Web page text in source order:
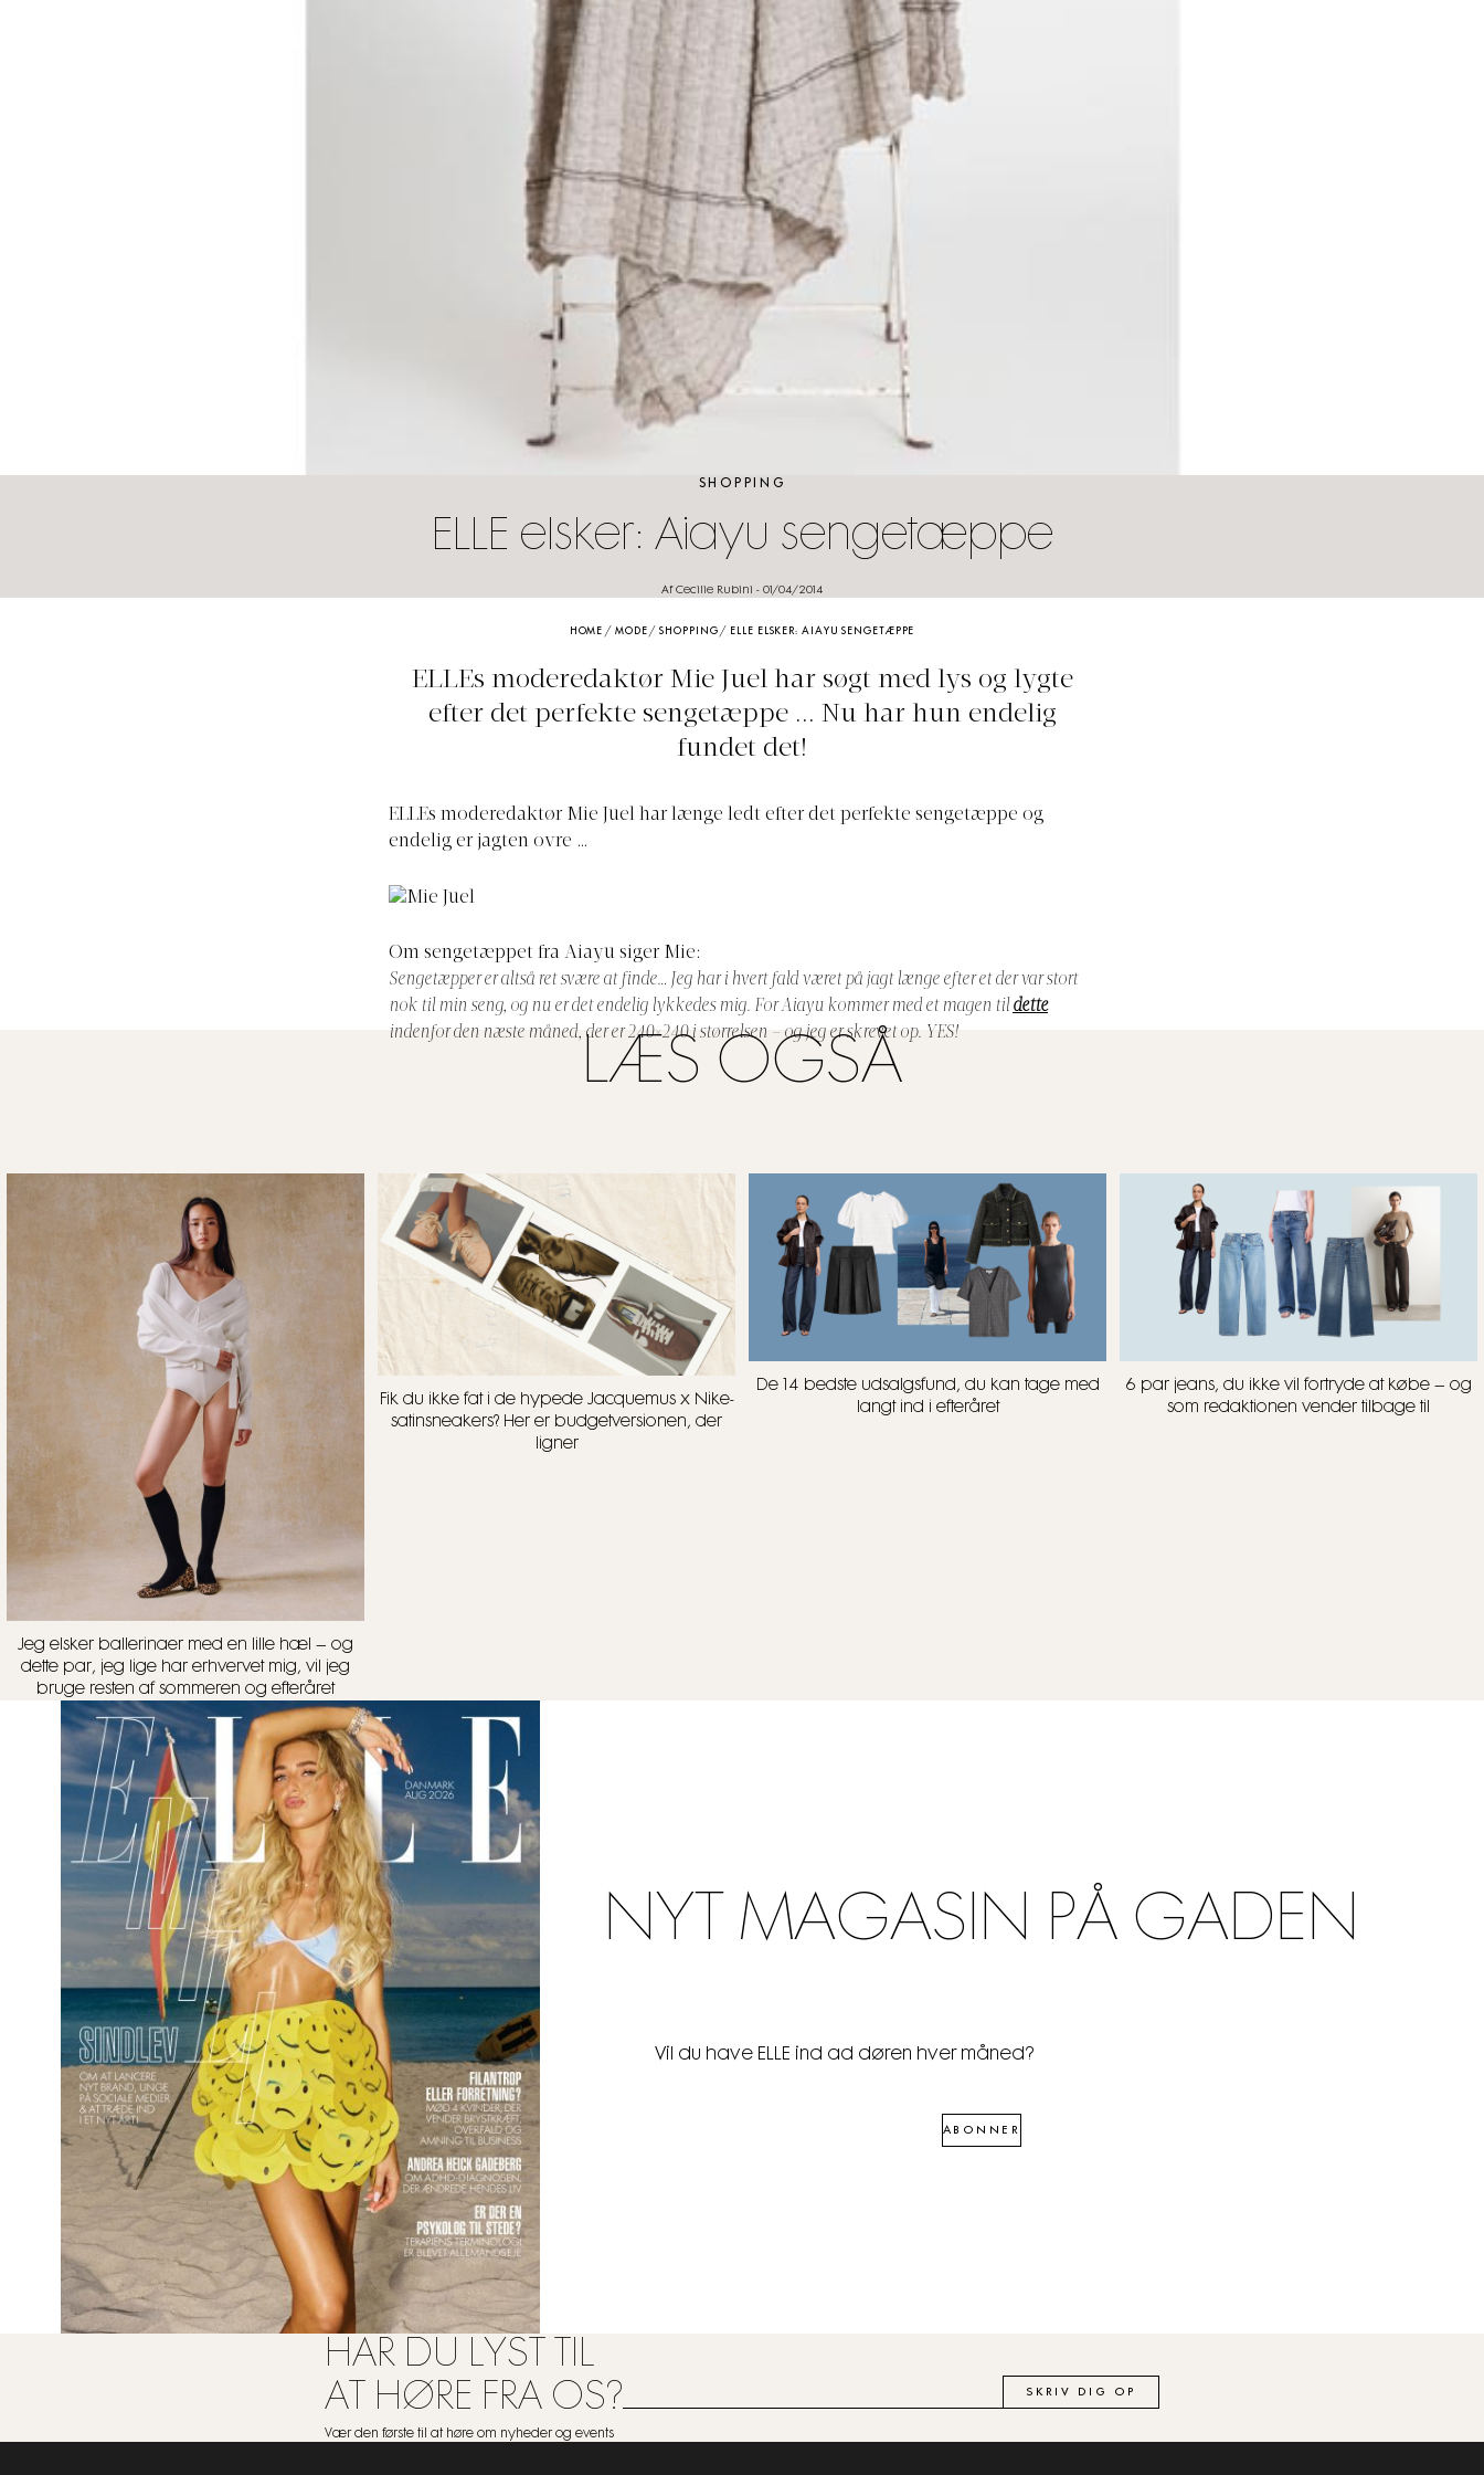
SHOPPING
ELLE elsker: Aiayu sengetæppe
Af Cecilie Rubini - 01/04/2014
HOME / MODE /SHOPPING / ELLE ELSKER: AIAYU SENGETÆPPE
ELLEs moderedaktør Mie Juel har søgt med lys og lygte
efter det perfekte sengetæppe ... Nu har hun endelig
fundet det!
ELLEs moderedaktør Mie Juel har længe ledt efter det perfekte sengetæppe og
endelig er jagten ovre …
Om sengetæppet fra Aiayu siger Mie:
Sengetæpper er altså ret svære at finde… Jeg har i hvert fald været på jagt længe efter et der var stort
nok til min seng, og nu er det endelig lykkedes mig. For Aiayu kommer med et magen til dette
indenfor den næste måned, der er 240×240 i størrelsen – og jeg er skrevet op. YES!
LÆS OGSÅ
Jeg elsker ballerinaer med en lille hæl – og
dette par, jeg lige har erhvervet mig, vil jeg
bruge resten af sommeren og efteråret
Fik du ikke fat i de hypede Jacquemus x Nike-
satinsneakers? Her er budgetversionen, der
ligner
De 14 bedste udsalgsfund, du kan tage med
langt ind i efteråret
6 par jeans, du ikke vil fortryde at købe – og
som redaktionen vender tilbage til
NYT MAGASIN PÅ GADEN
Vil du have ELLE ind ad døren hver måned?
ABONNER
HAR DU LYST TIL
AT HØRE FRA OS?
Vær den første til at høre om nyheder og events
SKRIV DIG OP